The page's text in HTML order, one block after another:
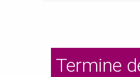
Termine